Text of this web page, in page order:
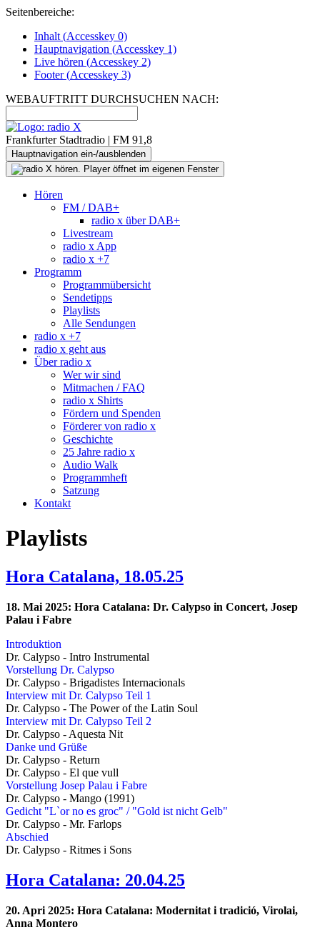
Seitenbereiche:
Inhalt (Accesskey 0)
Hauptnavigation (Accesskey 1)
Live hören (Accesskey 2)
Footer(Accesskey 3)
WEBAUFTRITT DURCHSUCHEN NACH:
Frankfurter Stadtradio | FM 91,8
Hauptnavigation ein-/ausblenden
Hören
FM / DAB+
radio x über DAB+
Livestream
radio x App
radio x +7
Programm
Programmübersicht
Sendetipps
Playlists
Alle Sendungen
radio x +7
radio x geht aus
Über radio x
Wer wir sind
Mitmachen / FAQ
radio x Shirts
Fördern und Spenden
Förderer von radio x
Geschichte
25 Jahre radio x
Audio Walk
Programmheft
Satzung
Kontakt
Playlists
Hora Catalana, 18.05.25
18. Mai 2025: Hora Catalana: Dr. Calypso in Concert, Josep
Palau i Fabre
Introduktion
Dr. Calypso - Intro Instrumental
Vorstellung Dr. Calypso
Dr. Calypso - Brigadistes Internacionals
Interview mit Dr. Calypso Teil 1
Dr. Calypso - The Power of the Latin Soul
Interview mit Dr. Calypso Teil 2
Dr. Calypso - Aquesta Nit
Danke und Grüße
Dr. Calypso - Return
Dr. Calypso - El que vull
Vorstellung Josep Palau i Fabre
Dr. Calypso - Mango (1991)
Gedicht "L`or no es groc" / "Gold ist nicht Gelb"
Dr. Calypso - Mr. Farlops
Abschied
Dr. Calypso - Ritmes i Sons
Hora Catalana: 20.04.25
20. Apri 2025: Hora Catalana: Modernitat i tradició, Virolai,
Anna Montero